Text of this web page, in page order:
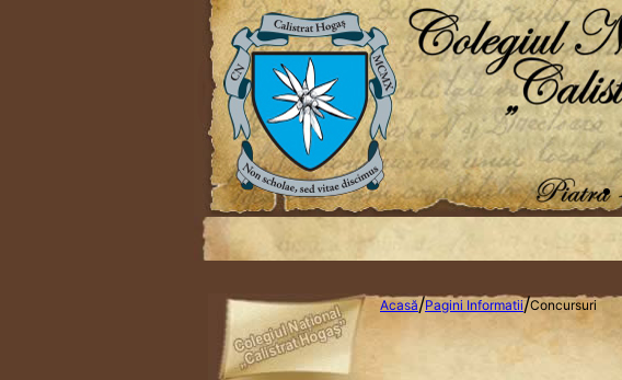
Acasă/Pagini Informatii/Concursuri